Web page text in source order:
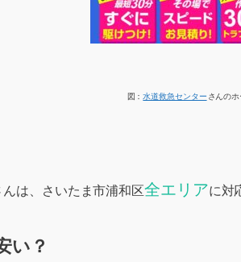
図：水道救急センター さんの
んは、さいたま市浦和区全エリアに対
い？